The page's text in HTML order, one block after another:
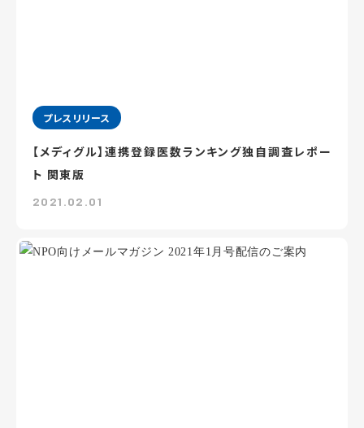
プレスリリース
【メディグル】連携登録医数ランキング独⾃調査レポー
ト 関東版
2021.02.01